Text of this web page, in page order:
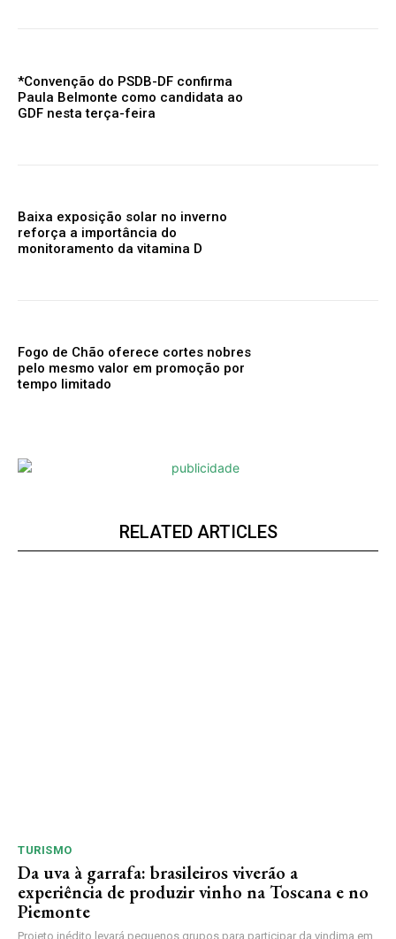
*Convenção do PSDB-DF confirma
Paula Belmonte como candidata ao
GDF nesta terça-feira
Baixa exposição solar no inverno
reforça a importância do
monitoramento da vitamina D
Fogo de Chão oferece cortes nobres
pelo mesmo valor em promoção por
tempo limitado
RELATED ARTICLES
TURISMO
Da uva à garrafa: brasileiros viverão a
experiência de produzir vinho na Toscana e no
Piemonte
Projeto inédito levará pequenos grupos para participar da vindima em